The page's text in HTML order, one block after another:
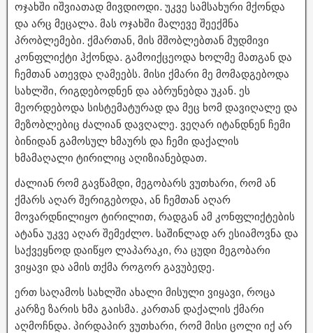
ოჯახში იშვიათად მივდიოდი. უკვე სამსახური მქონდა
და არც მეცალა. მას ოჯახში მალევე შეექმნა
პრობლემები. ქმართან, მის მშობლებთან მუდმივი
კონფლიქტი ჰქონდა. გამოიქცეოდა ხოლმე მათგან და
ჩემთან ათევდა ღამეებს. მისი ქმარი მე მომადგებოდა
სახლში, რიგდებოდნენ და აბრუნებდა უკან. ეს
მეორდებოდა სისტემატურად და მეც ხომ დავიღალე და
მეზობლებიც ძალიან დავღალე. ვეღარ იტანდნენ ჩემი
ბინიდან გამოსულ ხმაურს და ჩემი დაქალის
ხმამაღალი ტირილიც აღიზიანებდათ.
ძალიან რომ გავწამდი, მეგობარს ვუთხარი, რომ ან
ქმარს აღარ შერიგებოდა, ან ჩემთან აღარ
მოვარდნილიყო ტირილით, რადგან ამ კონფლიქტების
ატანა უკვე აღარ შემეძლო. საშინლად არ ესიამოვნა და
საქვეყნოდ დაიწყო ლაპარაკი, რა ცუდი მეგობარი
ვიყავი და ამის თქმა როგორ გავუბედე.
ერთ საღამოს სახლში ახალი მისული ვიყავი, როცა
კარზე ზარის ხმა გაისმა. კართან დაქალის ქმარი
აღმოჩნდა. პირდაპირ ვუთხარი, რომ მისი ცოლი იქ არ